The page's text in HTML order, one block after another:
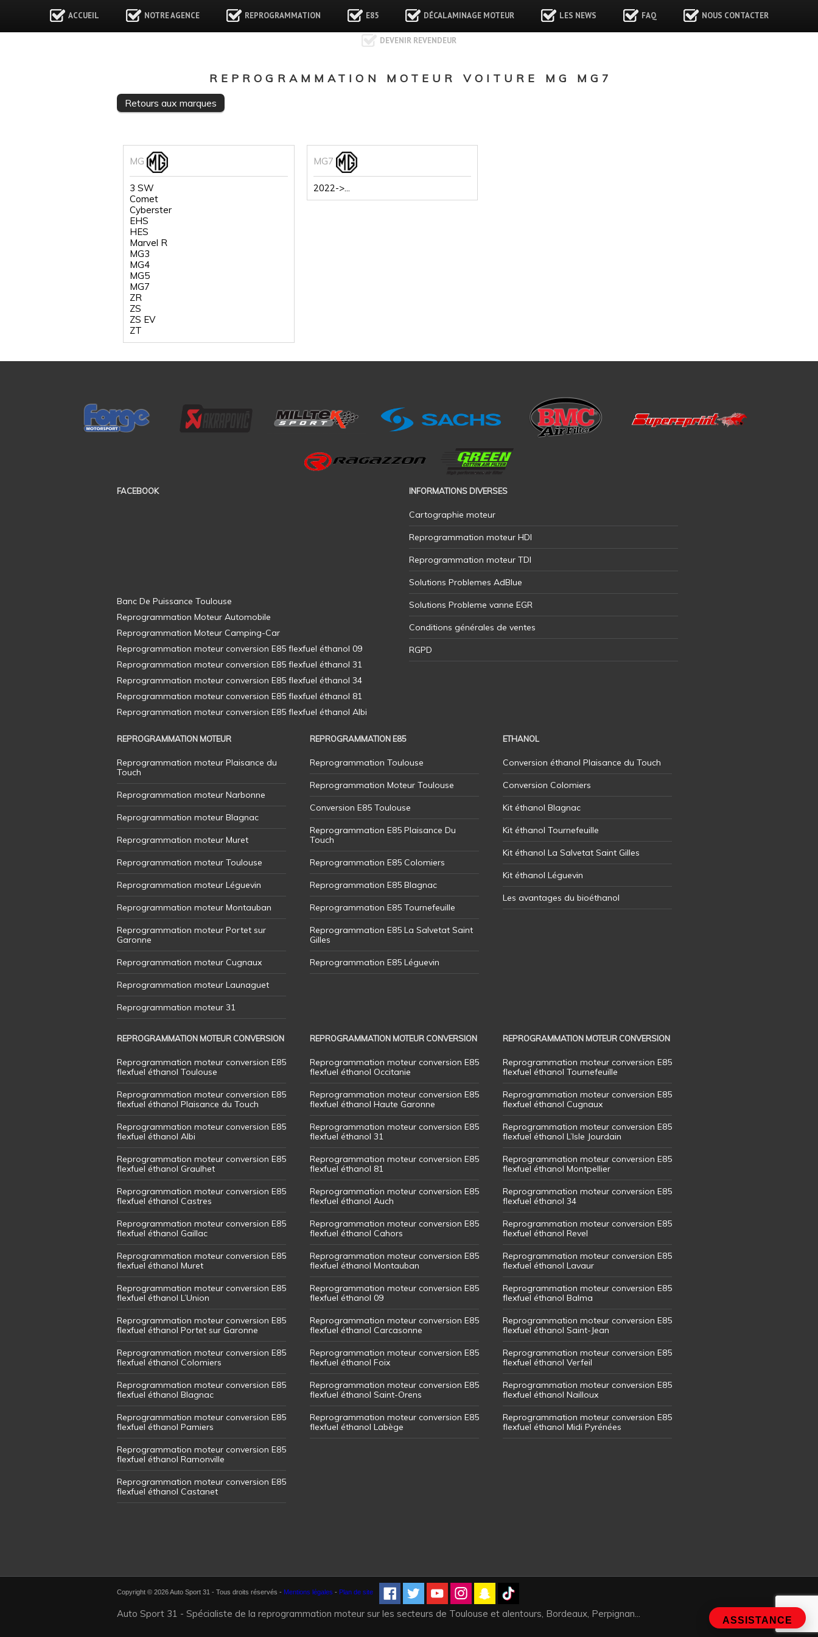
ACCUEIL NOTRE AGENCE REPROGRAMMATION E85 DÉCALAMINAGE MOTEUR LES NEWS FAQ NOUS CONTACTER
DEVENIR REVENDEUR
REPROGRAMMATION MOTEUR VOITURE MG MG7
Retours aux marques
MG
3 SW
Comet
Cyberster
EHS
HES
Marvel R
MG3
MG4
MG5
MG7
ZR
ZS
ZS EV
ZT
MG7
2022->...
FACEBOOK INFORMATIONS DIVERSES
Cartographie moteur
Reprogrammation moteur HDI
Reprogrammation moteur TDI
Solutions Problemes AdBlue
Solutions Probleme vanne EGR
Conditions générales de ventes
RGPD
REPROGRAMMATION MOTEUR
Reprogrammation moteur Plaisance du
Touch
Reprogrammation moteur Narbonne
Reprogrammation moteur Blagnac
Reprogrammation moteur Muret
Reprogrammation moteur Toulouse
Reprogrammation moteur Léguevin
Reprogrammation moteur Montauban
Reprogrammation moteur Portet sur
Garonne
Reprogrammation moteur Cugnaux
Reprogrammation moteur Launaguet
Reprogrammation moteur 31
REPROGRAMMATION E85
Reprogrammation Toulouse
Reprogrammation Moteur Toulouse
Conversion E85 Toulouse
Reprogrammation E85 Plaisance Du
Touch
Reprogrammation E85 Colomiers
Reprogrammation E85 Blagnac
Reprogrammation E85 Tournefeuille
Reprogrammation E85 La Salvetat Saint
Gilles
Reprogrammation E85 Léguevin
ETHANOL
Conversion éthanol Plaisance du Touch
Conversion Colomiers
Kit éthanol Blagnac
Kit éthanol Tournefeuille
Kit éthanol La Salvetat Saint Gilles
Kit éthanol Léguevin
Les avantages du bioéthanol
REPROGRAMMATION MOTEUR CONVERSION
Reprogrammation moteur conversion E85
flexfuel éthanol Toulouse
Reprogrammation moteur conversion E85
flexfuel éthanol Plaisance du Touch
Reprogrammation moteur conversion E85
flexfuel éthanol Albi
Reprogrammation moteur conversion E85
flexfuel éthanol Graulhet
Reprogrammation moteur conversion E85
flexfuel éthanol Castres
Reprogrammation moteur conversion E85
flexfuel éthanol Gaillac
Reprogrammation moteur conversion E85
flexfuel éthanol Muret
Reprogrammation moteur conversion E85
flexfuel éthanol L’Union
Reprogrammation moteur conversion E85
flexfuel éthanol Portet sur Garonne
Reprogrammation moteur conversion E85
flexfuel éthanol Colomiers
Reprogrammation moteur conversion E85
flexfuel éthanol Blagnac
Reprogrammation moteur conversion E85
flexfuel éthanol Pamiers
Reprogrammation moteur conversion E85
flexfuel éthanol Ramonville
Reprogrammation moteur conversion E85
flexfuel éthanol Castanet
REPROGRAMMATION MOTEUR CONVERSION
Reprogrammation moteur conversion E85
flexfuel éthanol Occitanie
Reprogrammation moteur conversion E85
flexfuel éthanol Haute Garonne
Reprogrammation moteur conversion E85
flexfuel éthanol 31
Reprogrammation moteur conversion E85
flexfuel éthanol 81
Reprogrammation moteur conversion E85
flexfuel éthanol Auch
Reprogrammation moteur conversion E85
flexfuel éthanol Cahors
Reprogrammation moteur conversion E85
flexfuel éthanol Montauban
Reprogrammation moteur conversion E85
flexfuel éthanol 09
Reprogrammation moteur conversion E85
flexfuel éthanol Carcasonne
Reprogrammation moteur conversion E85
flexfuel éthanol Foix
Reprogrammation moteur conversion E85
flexfuel éthanol Saint-Orens
Reprogrammation moteur conversion E85
flexfuel éthanol Labège
REPROGRAMMATION MOTEUR CONVERSION
Reprogrammation moteur conversion E85
flexfuel éthanol Tournefeuille
Reprogrammation moteur conversion E85
flexfuel éthanol Cugnaux
Reprogrammation moteur conversion E85
flexfuel éthanol L’Isle Jourdain
Reprogrammation moteur conversion E85
flexfuel éthanol Montpellier
Reprogrammation moteur conversion E85
flexfuel éthanol 34
Reprogrammation moteur conversion E85
flexfuel éthanol Revel
Reprogrammation moteur conversion E85
flexfuel éthanol Lavaur
Reprogrammation moteur conversion E85
flexfuel éthanol Balma
Reprogrammation moteur conversion E85
flexfuel éthanol Saint-Jean
Reprogrammation moteur conversion E85
flexfuel éthanol Verfeil
Reprogrammation moteur conversion E85
flexfuel éthanol Nailloux
Reprogrammation moteur conversion E85
flexfuel éthanol Midi Pyrénées
Banc De Puissance Toulouse
Reprogrammation Moteur Automobile
Reprogrammation Moteur Camping-Car
Reprogrammation moteur conversion E85 flexfuel éthanol 09
Reprogrammation moteur conversion E85 flexfuel éthanol 31
Reprogrammation moteur conversion E85 flexfuel éthanol 34
Reprogrammation moteur conversion E85 flexfuel éthanol 81
Reprogrammation moteur conversion E85 flexfuel éthanol Albi
Copyright © 2026 Auto Sport 31 - Tous droits réservés - Mentions légales - Plan de site
Auto Sport 31 - Spécialiste de la reprogrammation moteur sur les secteurs de Toulouse et alentours, Bordeaux, Perpignan...
ASSISTANCE